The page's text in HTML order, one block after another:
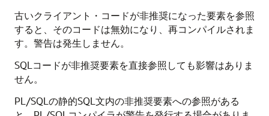
古いクライアント・コードが非推奨になった要素を参照
すると、そのコードは無効になり、再コンパイルされま
す。警告は発生しません。
SQLコードが非推奨要素を直接参照しても影響はありま
せん。
PL/SQLの静的SQL文内の非推奨要素への参照がある